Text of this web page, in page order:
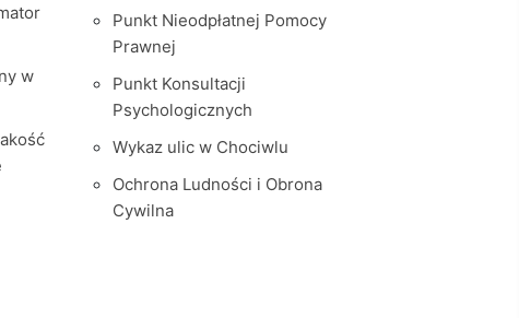
w
Punkt Nieodpłatnej Pomocy
Prawnej
Punkt Konsultacji
Psychologicznych
Wykaz ulic w Chociwlu
Ochrona Ludności i Obrona
Cywilna